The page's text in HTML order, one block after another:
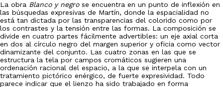
La obra Blanco y negrose encuentra en un punto de inflexión en
las búsquedas expresivas de Martín, donde la espacialidad no
está tan dictada por las transparencias del colorido como por
los contrastes y la tensión entre las formas. La composición se
divide en cuatro partes fácilmente advertibles: un eje axial corta
en dos al círculo negro del margen superior y oficia como vector
dinamizante del conjunto. Las cuatro zonas en las que se
estructura la tela por campos cromáticos sugieren una
ordenación racional del espacio, a la que se interpela con un
tratamiento pictórico enérgico, de fuerte expresividad. Todo
parece indicar que el lienzo ha sido trabajado en forma